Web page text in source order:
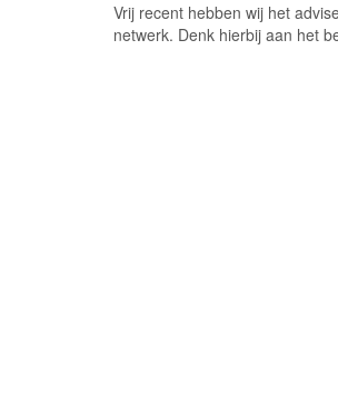
Vrij recent hebben wij het
netwerk. Denk hierbij aan het